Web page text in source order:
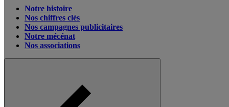
Notre histoire
Nos chiffres clés
Nos campagnes publicitaires
Notre mécénat
Nos associations